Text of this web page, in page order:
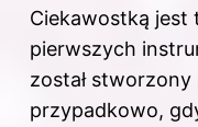
Ciekawostką jest
pierwszych
został
przypadkowo,